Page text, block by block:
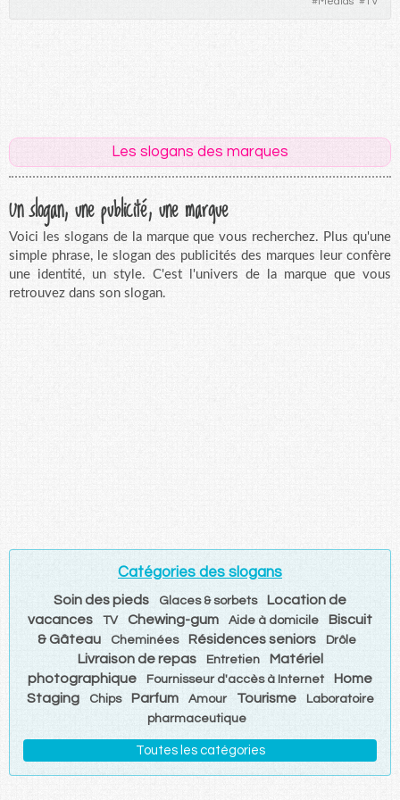
Les slogans des marques
Un slogan, une publicité, une marque
Voici les slogans de la marque que vous recherchez. Plus qu'une
simple phrase, le slogan des publicités des marques leur confère
une identité, un style. C'est l'univers de la marque que vous
retrouvez dans son slogan.
Catégories des slogans
Soin des pieds Glaces & sorbets
Location de
vacances
TV Chewing-gum Aide à domicile
Biscuit
& Gâteau
Cheminées Résidences seniors Drôle
Livraison de repas Entretien
Matériel
photographique
Fournisseur d'accès à Internet
Home
Staging
Chips Parfum Amour Tourisme
Laboratoire
pharmaceutique
Toutes les catégories